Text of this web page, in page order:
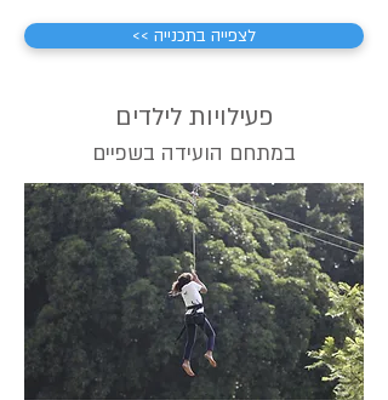
<< לצפייה בתכנייה
פעילויות לילדים
במתחם הועידה בשפיים